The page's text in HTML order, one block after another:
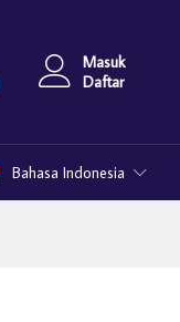
Masuk
Daftar
Bahasa Indonesia